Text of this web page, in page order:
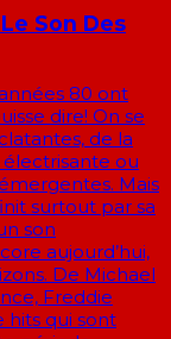
Son Des
80 ont
dire! On se
de la
ou
Mais
surtout par sa
son
aujourd’hui,
De Michael
Freddie
hits qui sont